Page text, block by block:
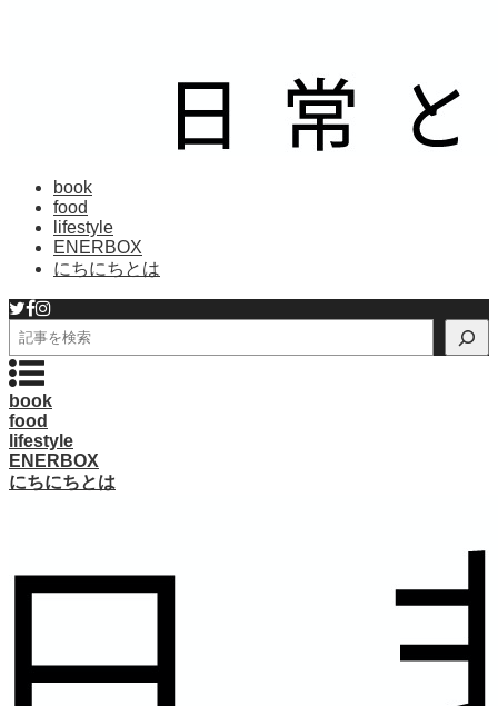
book
food
lifestyle
ENERBOX
にちにちとは
検
索
book
food
lifestyle
ENERBOX
にちにちとは